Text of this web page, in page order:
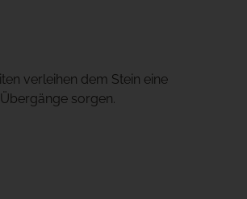
verleihen dem Stein eine
sorgen.